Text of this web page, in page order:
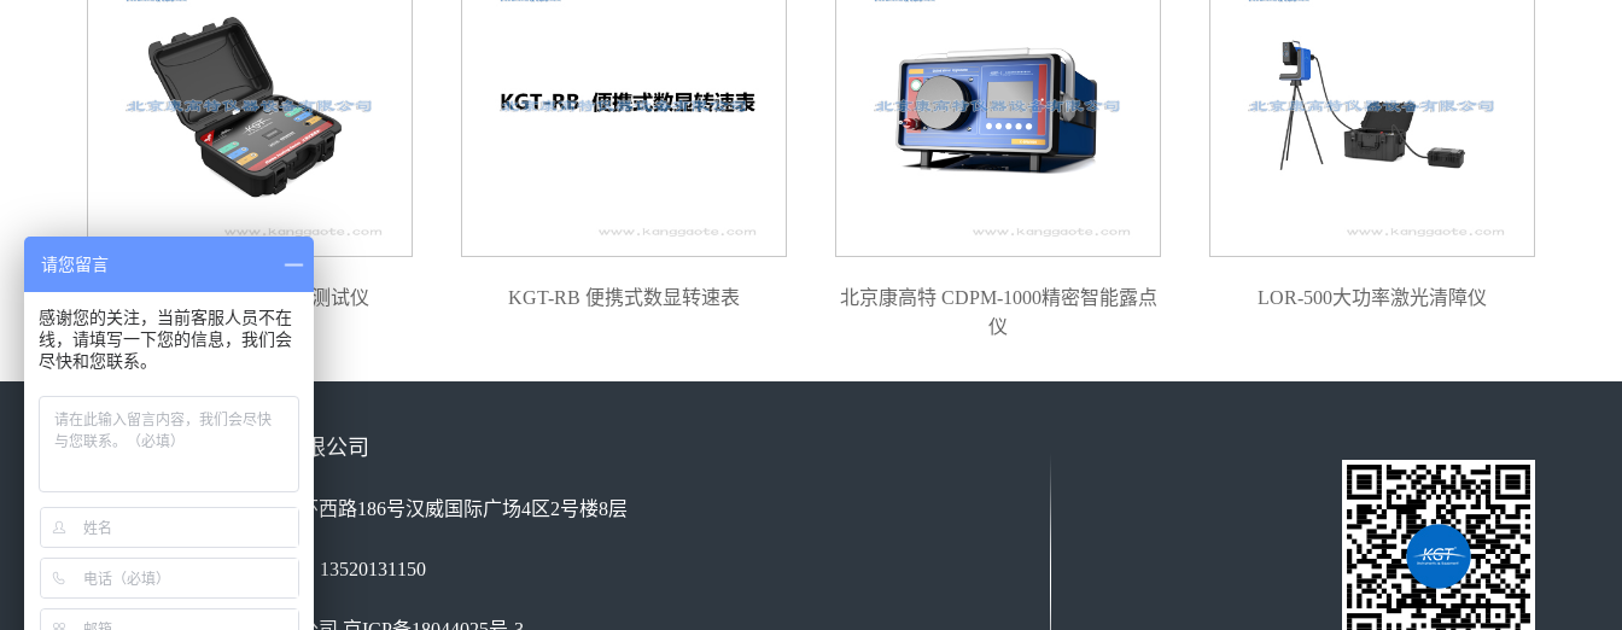
RPD-H 高频电缆局放测试仪 KGT-RB 便携式数显转速表
北京康高特 CDPM-1000精密智能露点
仪
LOR-500大功率激光清障仪
北京康高特仪器设备有限公司
地址：北京市丰台区南四环西路186号汉威国际广场4区2号楼8层
电话：010-68460051 手机：13520131150
请您留言
感谢您的关注，当前客服人员不在
线，请填写一下您的信息，我们会
尽快和您联系。